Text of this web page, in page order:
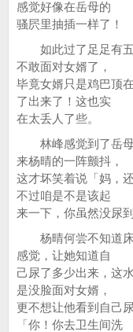
感觉好像在岳母的
骚屄里抽插一样了！
如此过了足足有五
不敢面对女婿了，
毕竟女婿只是鸡巴顶
了出来了！这也实
在太丢人了些。
林峰感觉到了岳母
来杨晴的一阵颤抖，
这才坏笑着说「妈，
不过咱是不是该起
来一下，你虽然没尿
杨晴何尝不知道床
感觉，让她知道自
己尿了多少出来，这
是没脸面对女婿，
更不想让他看到自己
「你！你去卫生间洗